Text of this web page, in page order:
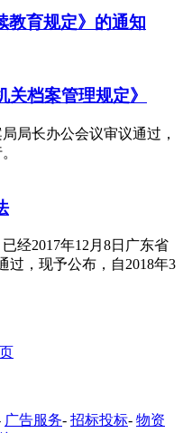
教育规定》的通知
档案管理规定》
局长办公会议审议通过，
经2017年12月8日广东省
过，现予公布，自2018年3
广告服务- 招标投标- 物资